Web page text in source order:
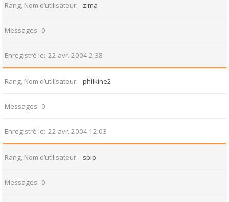
Rang, Nom d’utilisateur zima
Messages 0
Enregistré le 22 avr. 2004 2:38
Rang, Nom d’utilisateur philkine2
Messages 0
Enregistré le 22 avr. 2004 12:03
Rang, Nom d’utilisateur spip
Messages 0